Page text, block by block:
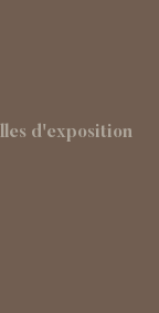
d'exposition